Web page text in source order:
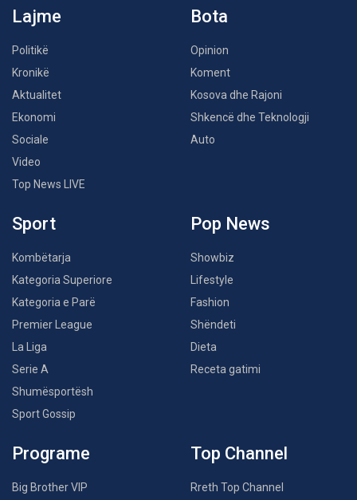
Lajme
Politikë
Kronikë
Aktualitet
Ekonomi
Sociale
Video
Top News LIVE
Bota
Opinion
Koment
Kosova dhe Rajoni
Shkencë dhe Teknologji
Auto
Sport
Kombëtarja
Kategoria Superiore
Kategoria e Parë
Premier League
La Liga
Serie A
Shumësportësh
Sport Gossip
Pop News
Showbiz
Lifestyle
Fashion
Shëndeti
Dieta
Receta gatimi
Programe
Big Brother VIP
Top Channel
Rreth Top Channel